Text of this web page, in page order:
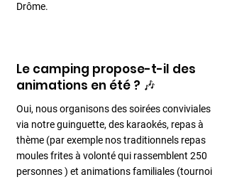
Drôme.
Le camping propose-t-il des
animations en été ? 🎶
Oui, nous organisons des soirées conviviales
via notre guinguette, des karaokés, repas à
thème (par exemple nos traditionnels repas
moules frites à volonté qui rassemblent 250
personnes ) et animations familiales (tournoi